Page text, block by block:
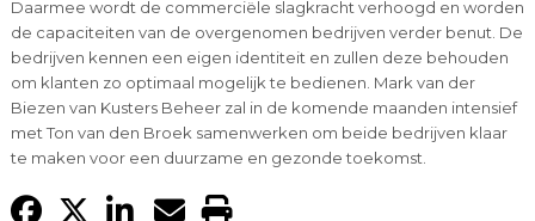
Daarmee wordt de commerciële slagkracht verhoogd en worden
de capaciteiten van de overgenomen bedrijven verder benut. De
bedrijven kennen een eigen identiteit en zullen deze behouden
om klanten zo optimaal mogelijk te bedienen. Mark van der
Biezen van Kusters Beheer zal in de komende maanden intensief
met Ton van den Broek samenwerken om beide bedrijven klaar
te maken voor een duurzame en gezonde toekomst.